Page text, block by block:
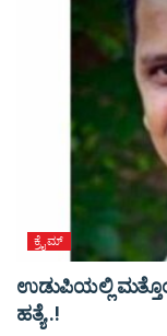
ಕ್ರೈಮ್
ಉಡುಪಿಯಲ್ಲಿ
ಹತ್ಯೆ..!